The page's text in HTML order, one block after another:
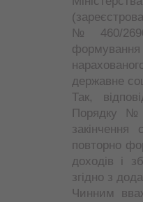
№ 460/
формування
державне
Так,
Порядку №
повторно
доходів і
згідно з
Чинним